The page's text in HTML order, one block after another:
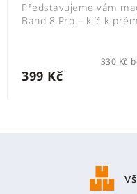
330 Kč
399 Kč
Představujeme vám
Band 8 Pro – klíč k